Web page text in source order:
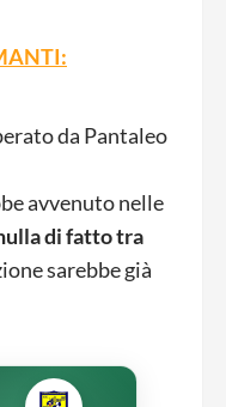
da Pantaleo
avvenuto nelle
di fatto tra
sarebbe già